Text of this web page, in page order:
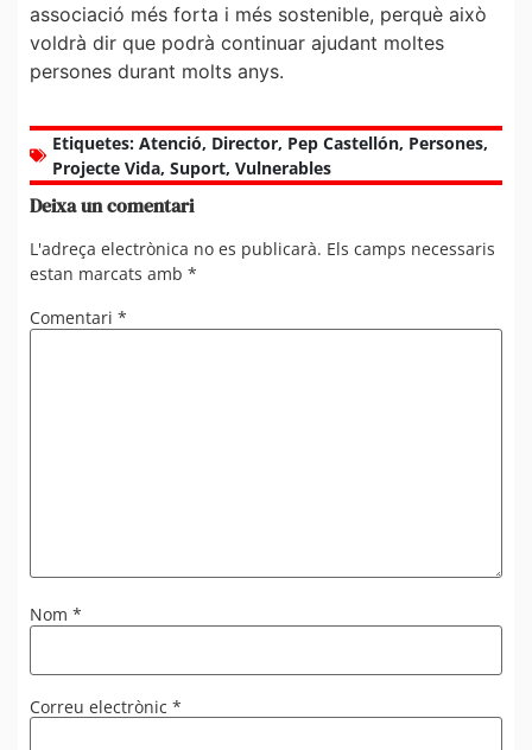
associació més forta i més sostenible, perquè això
voldrà dir que podrà continuar ajudant moltes
persones durant molts anys.
Etiquetes: Atenció, Director, Pep Castellón, Persones,
Projecte Vida, Suport, Vulnerables
Deixa un comentari
L'adreça electrònica no es publicarà. Els camps necessaris
estan marcats amb *
Comentari *
Nom *
Correu electrònic *